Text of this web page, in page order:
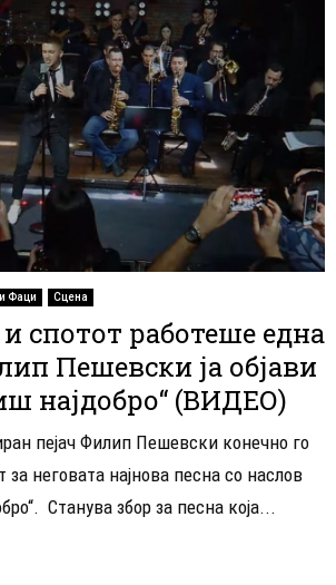
Фаци Сцена
спотот работеше една
Пешевски ја објави
најдобро“ (ВИДЕО)
пејач Филип Пешевски конечно го
за неговата најнова песна со наслов
Станува збор за песна која...